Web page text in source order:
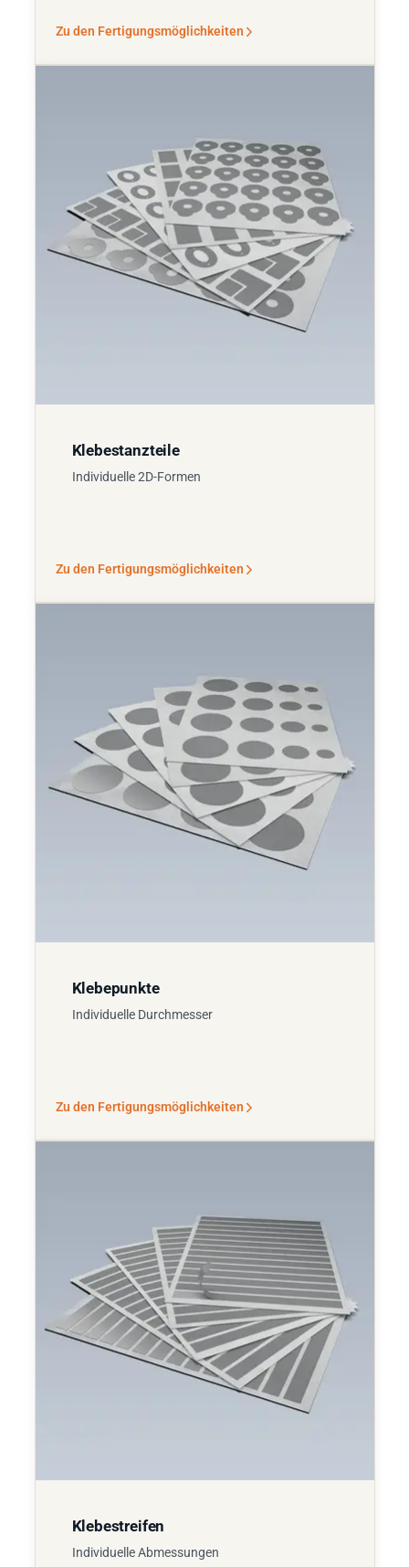
Zu den Fertigungsmöglichkeiten
Klebestanzteile
Individuelle 2D-Formen
Zu den Fertigungsmöglichkeiten
Klebepunkte
Individuelle Durchmesser
Zu den Fertigungsmöglichkeiten
Klebestreifen
Individuelle Abmessungen